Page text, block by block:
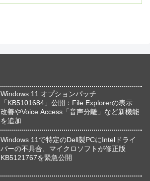
Windows 11 オプションパッチ
「KB5101684」公開：File Explorerの表示
改善やVoice Access「音声分離」など新機能
を追加
Windows 11で特定のDell製PCにIntelドライ
バーの不具合、マイクロソフトが修正版
KB5121767を緊急公開